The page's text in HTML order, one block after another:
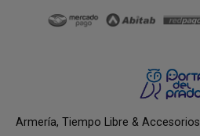
Armería, Tiempo Libre & Accesorios